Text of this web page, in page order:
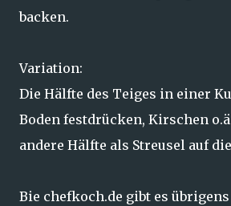
backen.
Variation:
Die Hälfte des Teiges in einer
Boden festdrücken, Kirschen
andere Hälfte als Streusel auf
Bie chefkoch.de gibt es